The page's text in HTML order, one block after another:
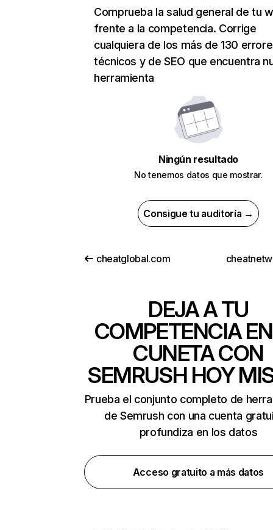
Comprueba la salud general de tu
frente a la competencia. Corrige
cualquiera de los más de 130
técnicos y de SEO que encuentra
herramienta
Ningún resultado
No tenemos datos que mostrar.
Consigue tu auditoría →
cheatglobal.com
DEJA A TU
COMPETENCIA
CUNETA CON
SEMRUSH HOY
Prueba el conjunto completo de
de Semrush con una cuenta
profundiza en los datos
Acceso gratuito a más datos